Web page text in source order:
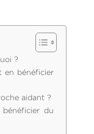
?
en bénéficier
aidant ?
du